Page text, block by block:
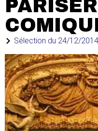
Sélection du 24/12/2014